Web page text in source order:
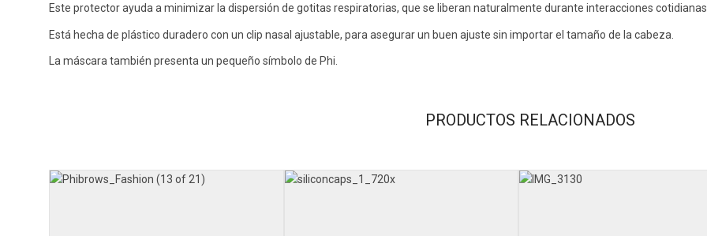
Este protector ayuda a minimizar la dispersión de gotitas respiratorias, que se liberan naturalmente durante interacciones
Está hecha de plástico duradero con un clip nasal ajustable, para asegurar un buen ajuste sin importar el tamaño de la cabeza.
La máscara también presenta un pequeño símbolo de Phi.
PRODUCTOS RELACIONADOS